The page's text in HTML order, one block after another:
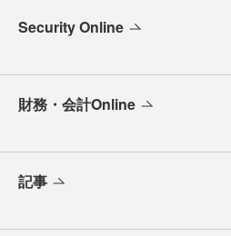
Security Online
財務・会計Online
記事